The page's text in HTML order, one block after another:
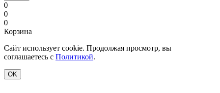
0
0
0
Корзина
Сайт использует cookie. Продолжая просмотр, вы
соглашаетесь с Политикой.
OK